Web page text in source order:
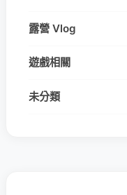
露營 Vlog
遊戲相關
未分類